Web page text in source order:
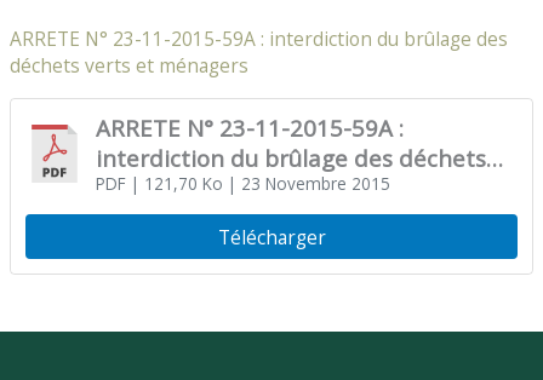
ARRETE N° 23-11-2015-59A : interdiction du brûlage des
déchets verts et ménagers
ARRETE N° 23-11-2015-59A :
interdiction du brûlage des déchets
verts et ménagers
PDF| 121,70 Ko | 23 Novembre 2015
Télécharger